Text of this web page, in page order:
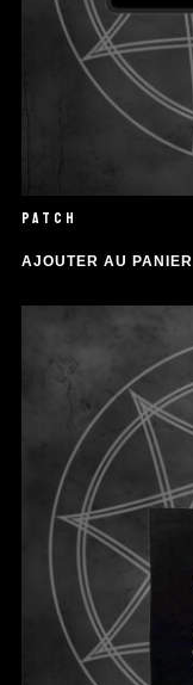
PATCH
AJOUTER AU PANIER